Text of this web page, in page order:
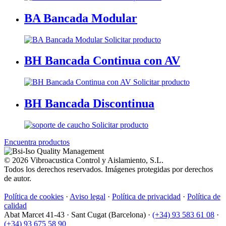
BA Bancada Modular
Solicitar producto
BH Bancada Continua con AV
Solicitar producto
BH Bancada Discontinua
Solicitar producto
Encuentra productos
© 2026 Vibroacustica Control y Aislamiento, S.L.
Todos los derechos reservados. Imágenes protegidas por derechos
de autor.
Política de cookies · Aviso legal · Política de privacidad · Política de
calidad
Abat Marcet 41-43 · Sant Cugat (Barcelona) · (+34) 93 583 61 08 ·
(+34) 93 675 58 90